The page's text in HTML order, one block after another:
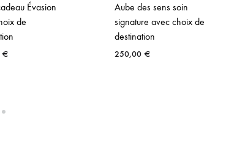
Évasion
de
€
Aube des sens soin
signature avec choix de
destination
250,00€